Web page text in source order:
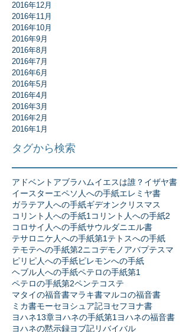
2016年12月
2016年11月
2016年10月
2016年9月
2016年8月
2016年7月
2016年6月
2016年5月
2016年4月
2016年3月
2016年2月
2016年1月
タグから検索
アドベント アブラハムイエスは誰？ イザヤ書
イースターエペソ人への手紙エレミヤ書
ガラテア人への手紙ギデオンクリスマス
コリント人への手紙1 コリント人への手紙2
コロサイ人への手紙サウルダニエル書
テサロニケ人への手紙第1 テトスへの手紙
テモテへの手紙第2ニコデモ ノアバプテスマ
ピリピ人への手紙ピレモンへの手紙
ヘブル人への手紙ペテロの手紙第1
ペテロの手紙第2ペンテコステ
マタイの福音書マラキ書マルコの福音書
ミカ書モーセヨシュア記ヨセフヨナ書
ヨハネ13章ヨハネの手紙第1 ヨハネの福音書
ヨハネの黙示録ヨブ記リバイバル